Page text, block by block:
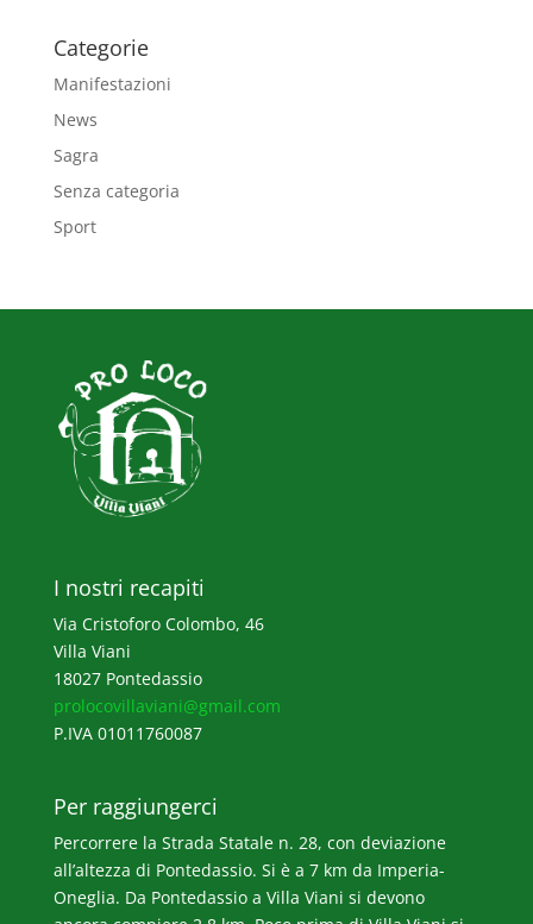
Categorie
Manifestazioni
News
Sagra
Senza categoria
Sport
I nostri recapiti
Via Cristoforo Colombo, 46
Villa Viani
18027 Pontedassio
prolocovillaviani@gmail.com
P.IVA 01011760087
Per raggiungerci
Percorrere la Strada Statale n. 28, con deviazione
all’altezza di Pontedassio. Si è a 7 km da Imperia-
Oneglia. Da Pontedassio a Villa Viani si devono